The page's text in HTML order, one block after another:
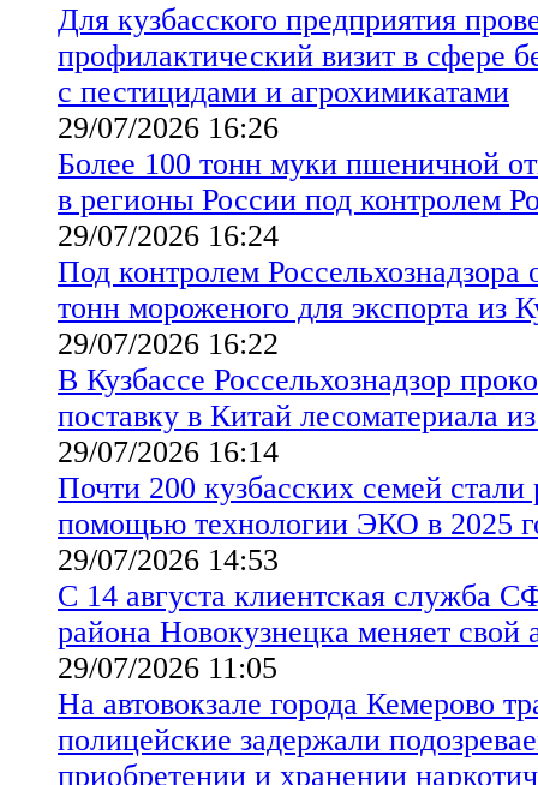
Для кузбасского предприятия
профилактический визит в сфере
с пестицидами и агрохимикатами
29/07/2026 16:26
Более 100 тонн муки пшеничной
в регионы России под контролем
29/07/2026 16:24
Под контролем Россельхознадзора
тонн мороженого для экспорта из
29/07/2026 16:22
В Кузбассе Россельхознадзор
поставку в Китай лесоматериала
29/07/2026 16:14
Почти 200 кузбасских семей стали
помощью технологии ЭКО в 2025
29/07/2026 14:53
С 14 августа клиентская служба
района Новокузнецка меняет свой
29/07/2026 11:05
На автовокзале города Кемерово
полицейские задержали
приобретении и хранении